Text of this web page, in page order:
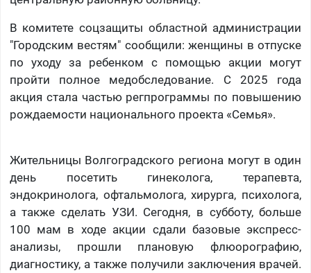
В комитете соцзащиты областной администрации
"Городским вестям" сообщили: женщины в отпуске
по уходу за ребенком с помощью акции могут
пройти полное медобследование. С 2025 года
акция стала частью регпрограммы по повышению
рождаемости национального проекта «Семья».
Жительницы Волгоградского региона могут в один
день посетить гинеколога, терапевта,
эндокринолога, офтальмолога, хирурга, психолога,
а также сделать УЗИ. Сегодня, в субботу, больше
100 мам в ходе акции сдали базовые экспресс-
анализы, прошли плановую флюорографию,
диагностику, а также получили заключения врачей.